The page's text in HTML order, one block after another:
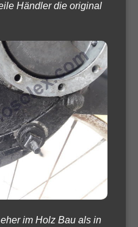
Händler die original
im Holz Bau als in